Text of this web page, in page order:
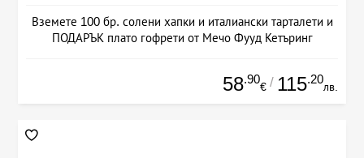
Вземете 100 бр. солени хапки и италиански тарталети и
ПОДАРЪК плато гофрети от Мечо Фууд Кетъринг
58.90
€ / 115.20
лв.